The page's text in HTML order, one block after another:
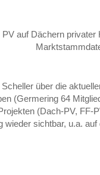
auf Dächern
über die
(Germering 64
(Dach-PV, FF-
wieder sichtbar, u.a.